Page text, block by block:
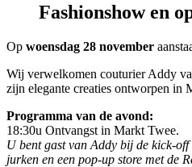
Fashionshow en
Op woensdag 28 november
Wij verwelkomen couturier Addy
zijn elegante creaties ontworpen in
Programma van de avond:
18:30u Ontvangst in Markt Twee.
U bent gast van Addy bij de kick-
jurken en een pop-up store met de